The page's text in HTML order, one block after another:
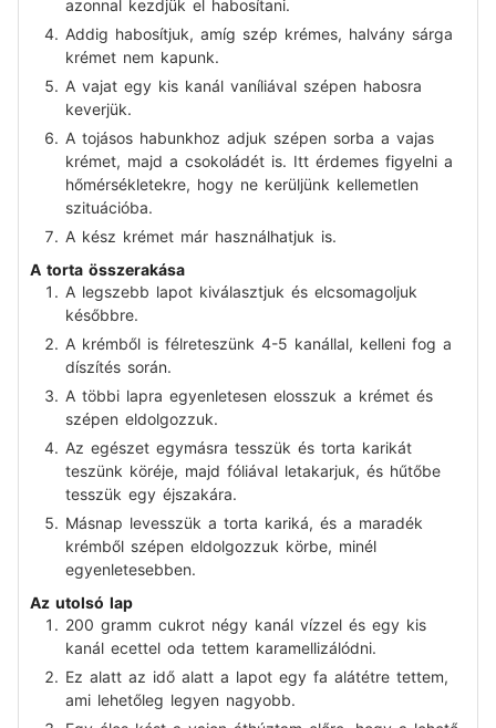
azonnal kezdjük el habosítani.
Addig habosítjuk, amíg szép krémes, halvány sárga
krémet nem kapunk.
A vajat egy kis kanál vaníliával szépen habosra
keverjük.
A tojásos habunkhoz adjuk szépen sorba a vajas
krémet, majd a csokoládét is. Itt érdemes figyelni a
hőmérsékletekre, hogy ne kerüljünk kellemetlen
szituációba.
A kész krémet már használhatjuk is.
A torta összerakása
A legszebb lapot kiválasztjuk és elcsomagoljuk
későbbre.
A krémből is félreteszünk 4-5 kanállal, kelleni fog a
díszítés során.
A többi lapra egyenletesen elosszuk a krémet és
szépen eldolgozzuk.
Az egészet egymásra tesszük és torta karikát
teszünk köréje, majd fóliával letakarjuk, és hűtőbe
tesszük egy éjszakára.
Másnap levesszük a torta kariká, és a maradék
krémből szépen eldolgozzuk körbe, minél
egyenletesebben.
Az utolsó lap
200 gramm cukrot négy kanál vízzel és egy kis
kanál ecettel oda tettem karamellizálódni.
Ez alatt az idő alatt a lapot egy fa alátétre tettem,
ami lehetőleg legyen nagyobb.